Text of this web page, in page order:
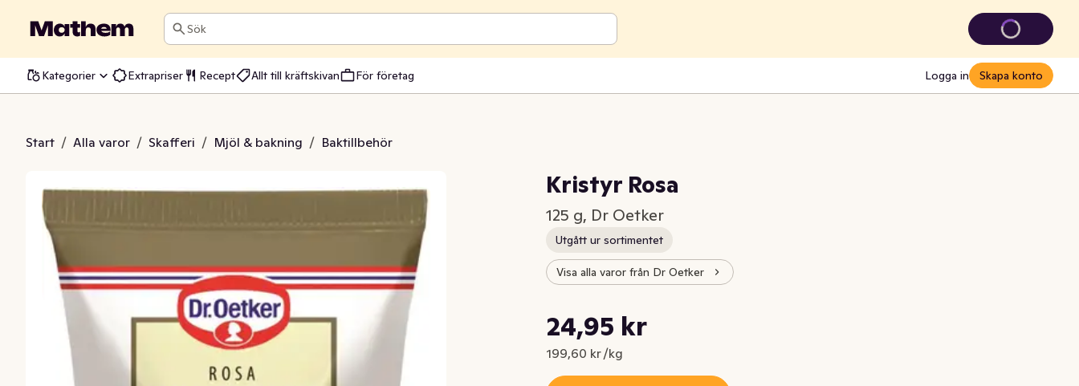
Sök
Kategorier Extrapriser Recept Allt till kräftskivan För företag Logga in Skapa konto
Start / Alla varor / Skafferi / Mjöl & bakning / Baktillbehör
Rosa
Kristyr Rosa
125 g, Dr Oetker
Utgått ur sortimentet
Visa alla varor från Dr Oetker
Nuvarande pris är: 24,95 kr
24,95 kr
199,60 kr /kg
Styckpris: 199,60 kr /kg